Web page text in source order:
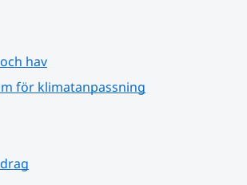
hav
för klimatanpassning